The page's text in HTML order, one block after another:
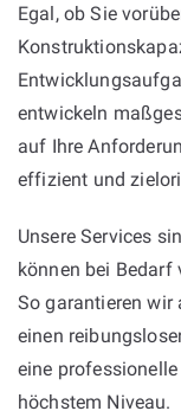
Egal, ob Sie
entwickeln
auf Ihre
effizient und
Unsere Services
können bei
So garantieren wir
einen
eine
höchstem Niveau.